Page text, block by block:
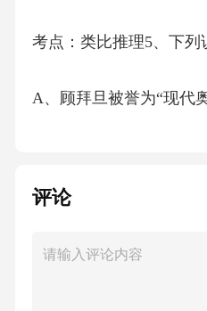
考点：类比推理5、下列
A、顾拜旦被誉为“现代
C、林则徐是近代史上睁
评论